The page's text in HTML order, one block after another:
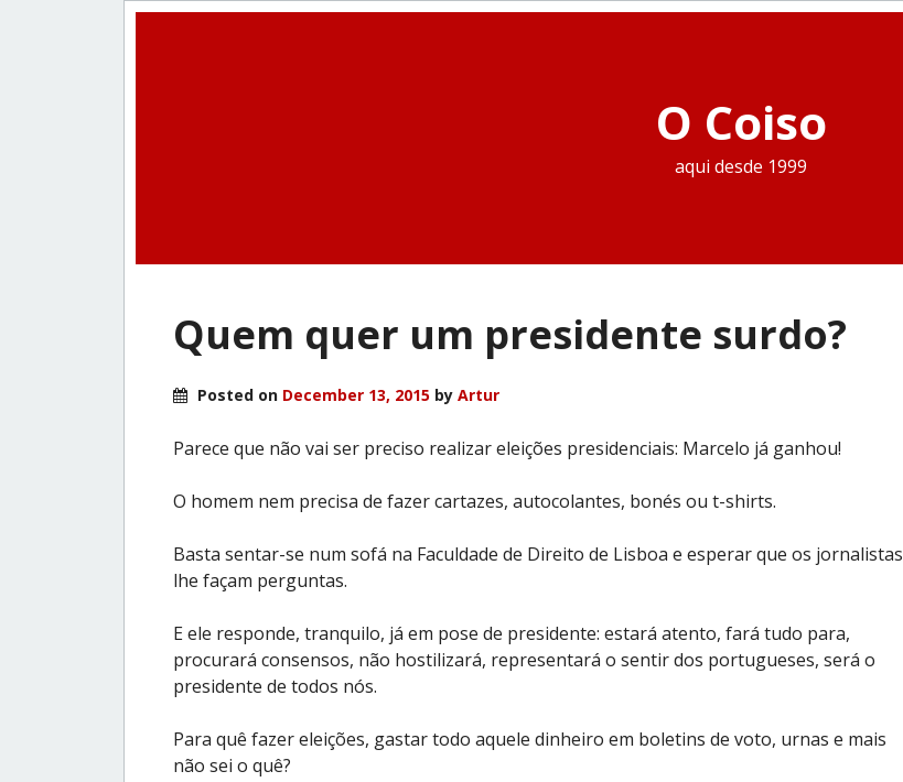
O Coiso
aqui desde 1999
Quem quer um presidente surdo?
Posted on December 13, 2015 by Artur
Parece que não vai ser preciso realizar eleições presidenciais: Marcelo já ganhou!
O homem nem precisa de fazer cartazes, autocolantes, bonés ou t-shirts.
Basta sentar-se num sofá na Faculdade de Direito de Lisboa e esperar que os jornalistas
lhe façam perguntas.
E ele responde, tranquilo, já em pose de presidente: estará atento, fará tudo para,
procurará consensos, não hostilizará, representará o sentir dos portugueses, será o
presidente de todos nós.
Para quê fazer eleições, gastar todo aquele dinheiro em boletins de voto, urnas e mais
não sei o quê?